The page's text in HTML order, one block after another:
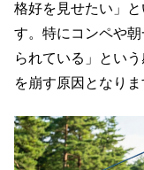
格好を見せたい」
す。特にコンペや
られている」とい
を崩す原因となりま